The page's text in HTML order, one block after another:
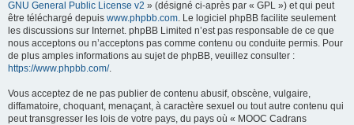
GNU General Public License v2 » (désigné ci-après par « GPL ») et qui peut
être téléchargé depuis www.phpbb.com. Le logiciel phpBB facilite seulement
les discussions sur Internet. phpBB Limited n’est pas responsable de ce que
nous acceptons ou n’acceptons pas comme contenu ou conduite permis. Pour
de plus amples informations au sujet de phpBB, veuillez consulter :
https://www.phpbb.com/.
Vous acceptez de ne pas publier de contenu abusif, obscène, vulgaire,
diffamatoire, choquant, menaçant, à caractère sexuel ou tout autre contenu qui
peut transgresser les lois de votre pays, du pays où « MOOC Cadrans